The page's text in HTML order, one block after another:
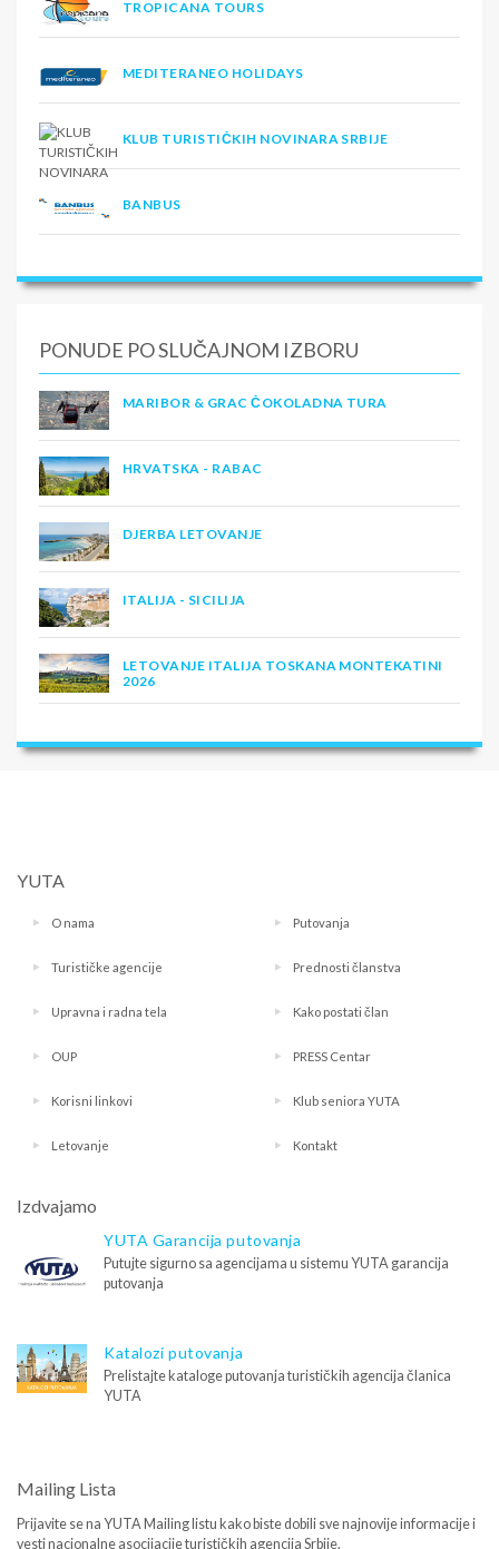
TROPICANA TOURS
MEDITERANEO HOLIDAYS
KLUB TURISTIČKIH NOVINARA SRBIJE
BANBUS
PONUDE PO SLUČAJNOM IZBORU
MARIBOR & GRAC ČOKOLADNA TURA
HRVATSKA - RABAC
DJERBA LETOVANJE
ITALIJA - SICILIJA
LETOVANJE ITALIJA TOSKANA MONTEKATINI
2026
YUTA
O nama Putovanja
Turističke agencije Prednosti članstva
Upravna i radna tela Kako postati član
OUP PRESS Centar
Korisni linkovi Klub seniora YUTA
Letovanje Kontakt
Izdvajamo
YUTA Garancija putovanja
Putujte sigurno sa agencijama u sistemu YUTA garancija
putovanja
Katalozi putovanja
Prelistajte kataloge putovanja turističkih agencija članica
YUTA
Mailing Lista
Prijavite se na YUTA Mailing listu kako biste dobili sve najnovije informacije i
vesti nacionalne asocijacije turističkih agencija Srbije.